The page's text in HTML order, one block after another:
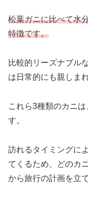
松葉ガニに比べて水
特徴です。
比較的リーズナブル
は日常的にも親しま
これら3種類のカニ
す。
訪れるタイミングに
てくるため、どのカ
から旅行の計画を立